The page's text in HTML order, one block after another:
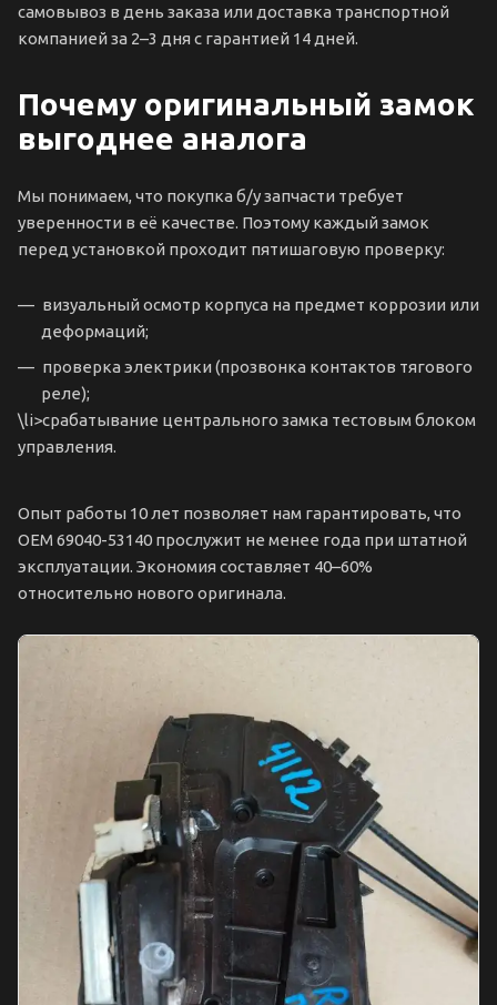
самовывоз в день заказа или доставка транспортной
компанией за 2–3 дня с гарантией 14 дней.
Почему оригинальный замок
выгоднее аналога
Мы понимаем, что покупка б/у запчасти требует
уверенности в её качестве. Поэтому каждый замок
перед установкой проходит пятишаговую проверку:
визуальный осмотр корпуса на предмет коррозии или
деформаций;
проверка электрики (прозвонка контактов тягового
реле);
\li>срабатывание центрального замка тестовым блоком
управления.
Опыт работы 10 лет позволяет нам гарантировать, что
OEM 69040-53140 прослужит не менее года при штатной
эксплуатации. Экономия составляет 40–60%
относительно нового оригинала.